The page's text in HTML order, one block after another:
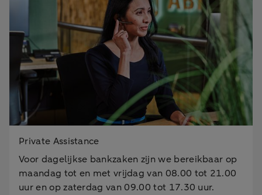
Private Assistance
Voor dagelijkse bankzaken zijn we bereikbaar op
maandag tot en met vrijdag van 08.00 tot 21.00
uur en op zaterdag van 09.00 tot 17.30 uur.